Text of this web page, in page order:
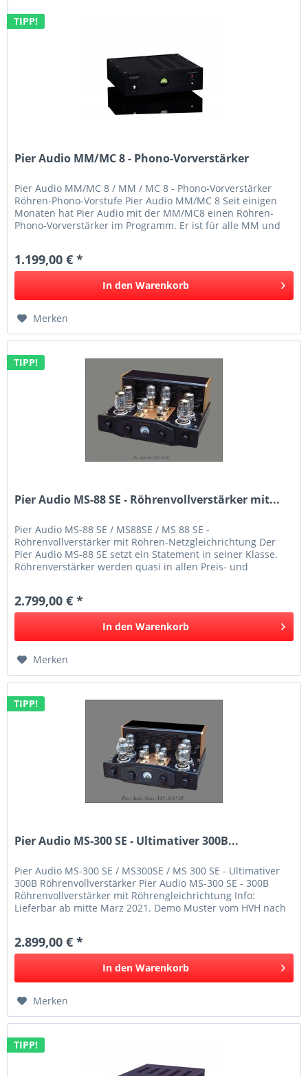
TIPP!
Pier Audio MM/MC 8 - Phono-Vorverstärker
Pier Audio MM/MC 8 / MM / MC 8 - Phono-Vorverstärker
Röhren-Phono-Vorstufe Pier Audio MM/MC 8 Seit einigen
Monaten hat Pier Audio mit der MM/MC8 einen Röhren-
Phono-Vorverstärker im Programm. Er ist für alle MM und
1.199,00 € *
In den Warenkorb
Merken
TIPP!
Pier Audio MS-88 SE - Röhrenvollverstärker mit...
Pier Audio MS-88 SE / MS88SE / MS 88 SE -
Röhrenvollverstärker mit Röhren-Netzgleichrichtung Der
Pier Audio MS-88 SE setzt ein Statement in seiner Klasse.
Röhrenverstärker werden quasi in allen Preis- und
2.799,00 € *
In den Warenkorb
Merken
TIPP!
Pier Audio MS-300 SE - Ultimativer 300B...
Pier Audio MS-300 SE / MS300SE / MS 300 SE - Ultimativer
300B Röhrenvollverstärker Pier Audio MS-300 SE - 300B
Röhrenvollverstärker mit Röhrengleichrichtung Info:
Lieferbar ab mitte März 2021. Demo Muster vom HVH nach
2.899,00 € *
In den Warenkorb
Merken
TIPP!